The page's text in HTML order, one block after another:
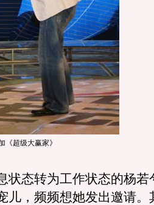
《超级大赢家》
态转为工作状态的杨若
儿，频频想她发出邀请。